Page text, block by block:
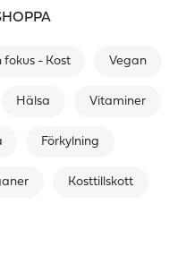
fokus - Kost Vegan
Hälsa Vitaminer
Förkylning
Kosttillskott